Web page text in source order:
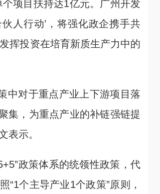
个项目扶持达1亿元。广州开发
人行动’，将强化政企携手共
挥投资在培育新质生产力中的
中对于重点产业上下游项目落
集，为重点产业的补链强链提
表示。
政策体系的统领性政策，代
“1个主导产业1个政策”原则，